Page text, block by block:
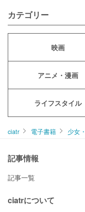
カテゴリー
映画
アニメ・漫画
ライフスタイル
ciatr 電子書籍 少女
記事情報
記事一覧
ciatrについて